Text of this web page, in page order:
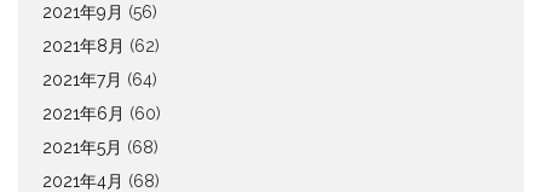
2021年9月 (56)
2021年8月 (62)
2021年7月 (64)
2021年6月 (60)
2021年5月 (68)
2021年4月 (68)